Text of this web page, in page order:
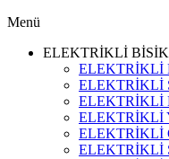
Menü
ELEKTRİKLİ
ELEKTRİKLİ
ELEKTRİKLİ
ELEKTRİKLİ
ELEKTRİKLİ
ELEKTRİKLİ
ELEKTRİKLİ